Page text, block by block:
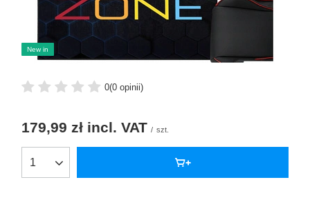
New in
0(0 opinii)
179,99 zł incl. VAT / szt.